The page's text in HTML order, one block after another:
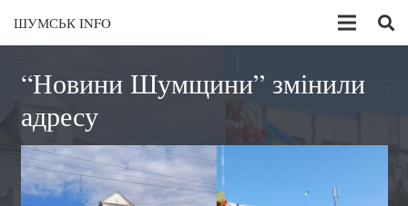
ШУМСЬК INFO
“Новини Шумщини” змінили
адресу